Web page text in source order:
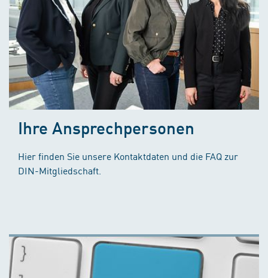
Ihre Ansprechpersonen
Hier finden Sie unsere Kontaktdaten und die FAQ zur
DIN-Mitgliedschaft.